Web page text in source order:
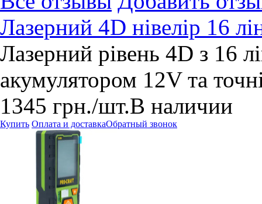
Лазерний 4D нівелір 16
Лазерний рівень 4D з 16
акумулятором 12V та
1345 грн./шт.В наличии
Купить Оплата и доставкаОбратный звонок